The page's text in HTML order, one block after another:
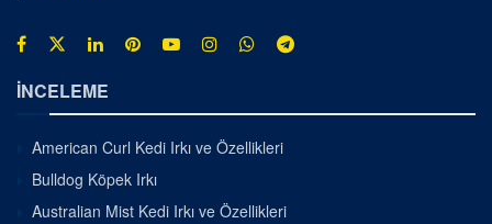
İNCELEME
American Curl Kedi Irkı ve Özellikleri
Bulldog Köpek Irkı
Australian Mist Kedi Irkı ve Özellikleri